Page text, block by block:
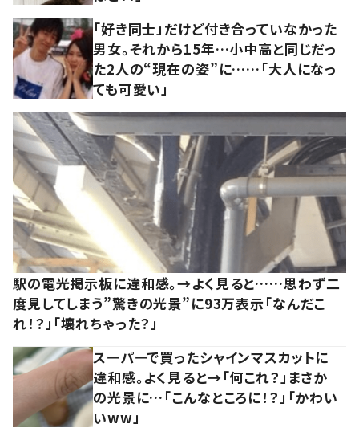
「好き同士」だけど付き合っていなかった
男女。それから15年…小中高と同じだっ
た2人の“現在の姿”に……「大人になっ
ても可愛い」
駅の電光掲示板に違和感。→よく見ると……思わず二
度見してしまう”驚きの光景”に93万表示「なんだこ
れ！？」「壊れちゃった？」
スーパーで買ったシャインマスカットに
違和感。よく見ると→「何これ？」まさか
の光景に…「こんなところに！？」「かわい
いww」